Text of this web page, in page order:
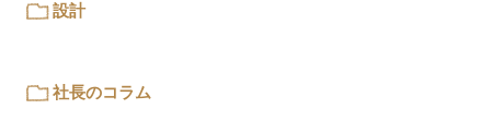
設計
社長のコラム